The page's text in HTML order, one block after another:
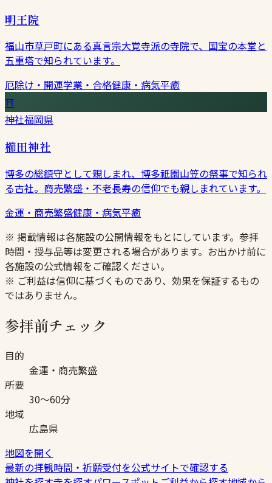
明王院
福山市草戸町にある真言宗大覚寺派の寺院で、国宝の本堂と
五重塔で知られています。
厄除け・開運学業・合格健康・病気平癒
⛩
神社福岡県
櫛田神社
博多の総鎮守として親しまれ、博多祇園山笠の祭事で知られ
る古社。商売繁盛・不老長寿の信仰でも親しまれています。
金運・商売繁盛健康・病気平癒
※ 掲載情報は各施設の公開情報をもとにしています。参拝
時間・授与品等は変更される場合があります。お出かけ前に
各施設の公式情報をご確認ください。
※ ご利益は信仰に基づくものであり、効果を保証するもの
ではありません。
参拝前チェック
目的
金運・商売繁盛
所要
30〜60分
地域
広島県
地図を開く
最新の拝観時間・祈願受付を公式サイトで確認する